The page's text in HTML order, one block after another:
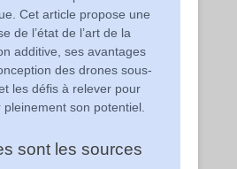
Cet article propose une
de l’état de l’art de la
additive, ses avantages
des drones sous-
les défis à relever pour
pleinement son potentiel.
sont les sources